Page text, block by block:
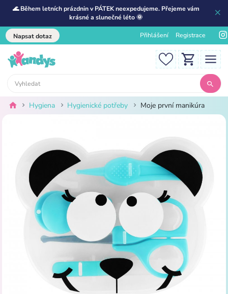
🌊 Během letních prázdnin v PÁTEK neexpedujeme. Přejeme vám
krásné a slunečné léto 🌞
Napsat dotaz Přihlášení Registrace
Hygiena Hygienické potřeby Moje první manikúra